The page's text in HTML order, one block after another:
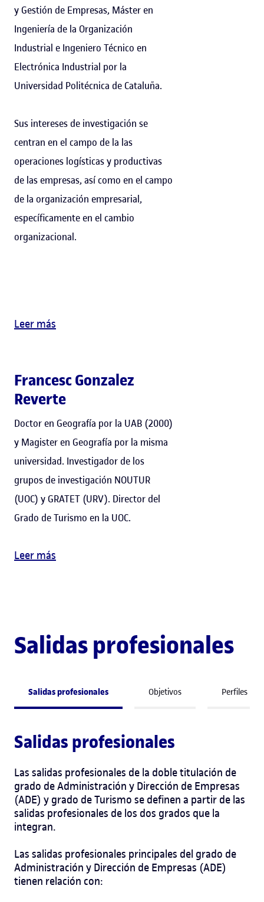
y Gestión de Empresas, Máster en
Ingeniería de la Organización
Industrial e Ingeniero Técnico en
Electrónica Industrial por la
Universidad Politécnica de Cataluña.
Sus intereses de investigación se
centran en el campo de la las
operaciones logísticas y productivas
de las empresas, así como en el campo
de la organización empresarial,
específicamente en el cambio
organizacional.
Leer más
Francesc Gonzalez
Reverte
Doctor en Geografía por la UAB (2000)
y Magister en Geografía por la misma
universidad. Investigador de los
grupos de investigación NOUTUR
(UOC) y GRATET (URV). Director del
Grado de Turismo en la UOC.
Leer más
Salidas profesionales
Salidas profesionales Objetivos Perfiles
Salidas profesionales
Las salidas profesionales de la doble titulación de
grado de Administración y Dirección de Empresas
(ADE) y grado de Turismo se definen a partir de las
salidas profesionales de los dos grados que la
integran.
Las salidas profesionales principales del grado de
Administración y Dirección de Empresas (ADE)
tienen relación con: